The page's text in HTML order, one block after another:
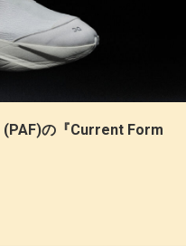
(PAF)の『Current Form